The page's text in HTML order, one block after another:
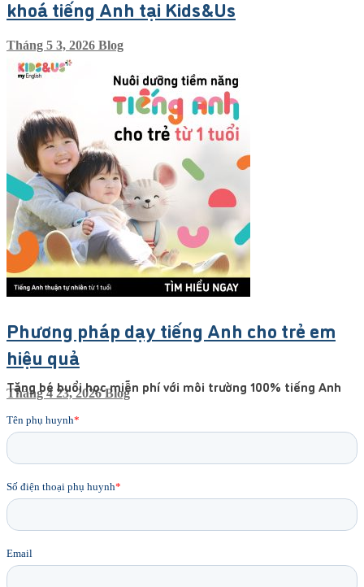
khoá tiếng Anh tại Kids&Us
Tháng 5 3, 2026 Blog
Phương pháp dạy tiếng Anh cho trẻ em
hiệu quả
Tháng 4 23, 2026Blog
Tặng bé buổi học miễn phí với môi trường 100% tiếng Anh